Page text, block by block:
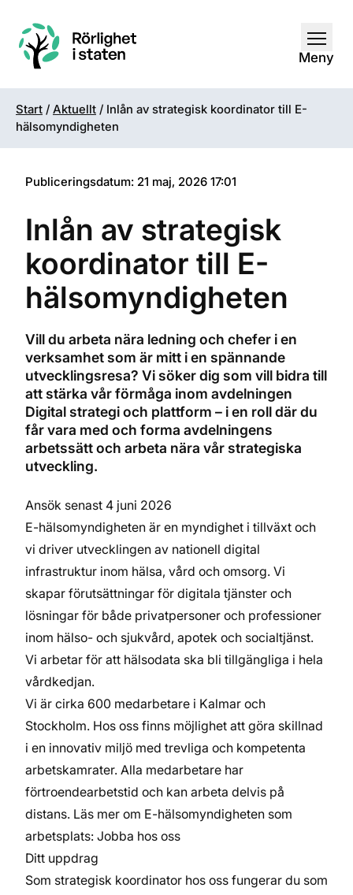
Meny
Start / Aktuellt / Inlån av strategisk koordinator till E-
hälsomyndigheten
Publiceringsdatum: 21 maj, 2026 17:01
Inlån av strategisk
koordinator till E-
hälsomyndigheten
Vill du arbeta nära ledning och chefer i en
verksamhet som är mitt i en spännande
utvecklingsresa? Vi söker dig som vill bidra till
att stärka vår förmåga inom avdelningen
Digital strategi och plattform – i en roll där du
får vara med och forma avdelningens
arbetssätt och arbeta nära vår strategiska
utveckling.
Ansök senast 4 juni 2026
E-hälsomyndigheten är en myndighet i tillväxt och
vi driver utvecklingen av nationell digital
infrastruktur inom hälsa, vård och omsorg. Vi
skapar förutsättningar för digitala tjänster och
lösningar för både privatpersoner och professioner
inom hälso- och sjukvård, apotek och socialtjänst.
Vi arbetar för att hälsodata ska bli tillgängliga i hela
vårdkedjan.
Vi är cirka 600 medarbetare i Kalmar och
Stockholm. Hos oss finns möjlighet att göra skillnad
i en innovativ miljö med trevliga och kompetenta
arbetskamrater. Alla medarbetare har
förtroendearbetstid och kan arbeta delvis på
distans. Läs mer om E-hälsomyndigheten som
arbetsplats: Jobba hos oss
Ditt uppdrag
Som strategisk koordinator hos oss fungerar du som